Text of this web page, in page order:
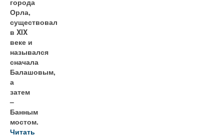
Орла,
существовал
в XIX
веке и
назывался
сначала
Балашовым,
а
затем
–
Банным
мостом.
Читать